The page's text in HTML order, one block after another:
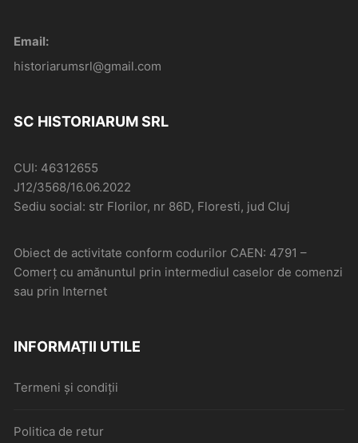
Email:
historiarumsrl@gmail.com
SC HISTORIARUM SRL
CUI: 46312655
J12/3568/16.06.2022
Sediu social: str Florilor, nr 86D, Floresti, jud Cluj
Obiect de activitate conform codurilor CAEN: 4791 –
Comerţ cu amănuntul prin intermediul caselor de comenzi
sau prin Internet
INFORMAȚII UTILE
Termeni și condiții
Politica de retur